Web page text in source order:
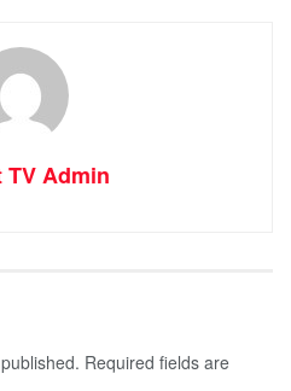
TV Admin
Required fields are